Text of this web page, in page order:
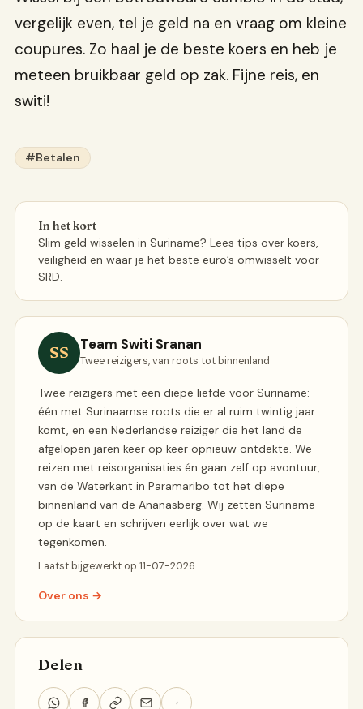
vergelijk even, tel je geld na en vraag om kleine
coupures. Zo haal je de beste koers en heb je
meteen bruikbaar geld op zak. Fijne reis, en
switi!
#Betalen
In het kort
Slim geld wisselen in Suriname? Lees tips over koers,
veiligheid en waar je het beste euro’s omwisselt voor
SRD.
SS Team Switi Sranan
Twee reizigers, van roots tot binnenland
Twee reizigers met een diepe liefde voor Suriname:
één met Surinaamse roots die er al ruim twintig jaar
komt, en een Nederlandse reiziger die het land de
afgelopen jaren keer op keer opnieuw ontdekte. We
reizen met reisorganisaties én gaan zelf op avontuur,
van de Waterkant in Paramaribo tot het diepe
binnenland van de Ananasberg. Wij zetten Suriname
op de kaart en schrijven eerlijk over wat we
tegenkomen.
Laatst bijgewerkt op 11-07-2026
Over ons →
Delen